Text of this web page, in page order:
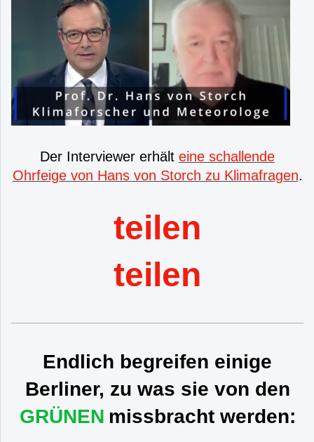
Der Interviewer erhält eine schallende
Ohrfeige von Hans von Storch zu Klimafragen.
teilen
teilen
Endlich begreifen einige
Berliner, zu was sie von den
GRÜNEN missbracht werden: